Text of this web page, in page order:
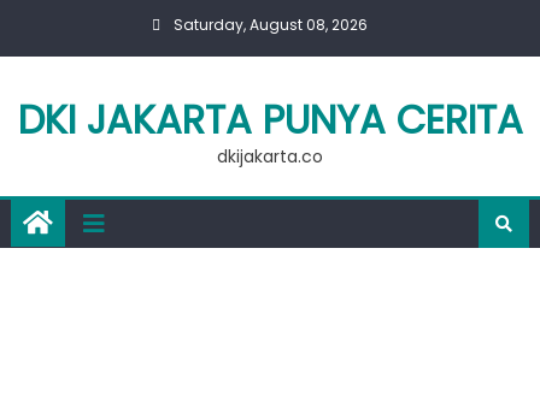
Saturday, August 08, 2026
DKI JAKARTA PUNYA CERITA
dkijakarta.co